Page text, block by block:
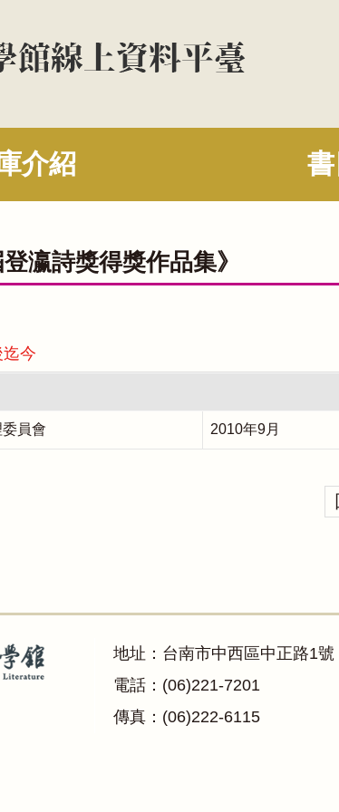
介紹
瀛詩獎得獎作品集》
今
委員會 2010年9月
地址：台南市中西區中正路1號
電話：(06)221-7201
傳真：(06)222-6115